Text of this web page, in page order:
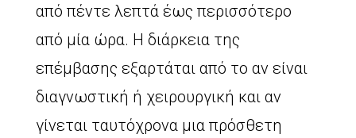
από πέντε λεπτά έως περισσότερο
από μία ώρα. Η διάρκεια της
επέμβασης εξαρτάται από το αν είναι
διαγνωστική ή χειρουργική και αν
γίνεται ταυτόχρονα μια πρόσθετη